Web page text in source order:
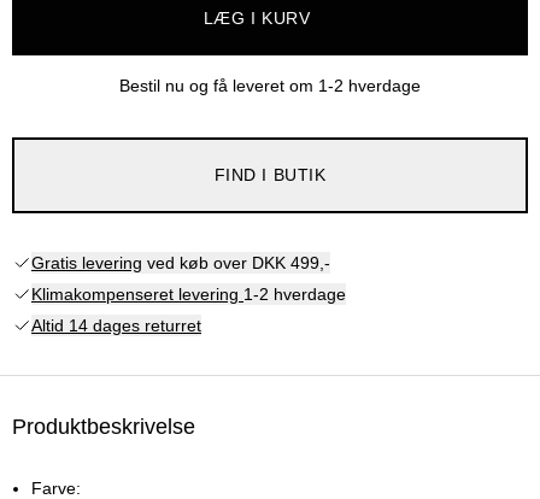
LÆG I KURV
Bestil nu og få leveret om 1-2 hverdage
FIND I BUTIK
Gratis levering ved køb over DKK 499,-
Klimakompenseret levering 1-2 hverdage
Altid 14 dages returret
Produktbeskrivelse
Farve: